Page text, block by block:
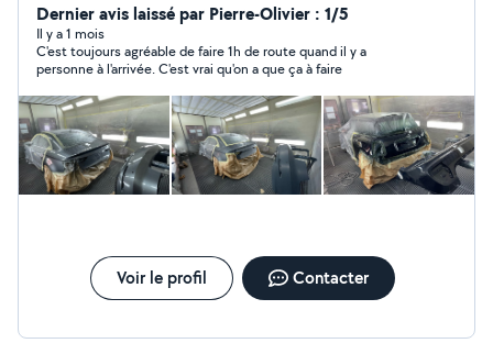
très soigné et de qualités irréprochable . - Particuliers ou
Professionnels, vous pouvez me confier votre véhicule
en toute sérénité, le résultat sera à la hauteur de vos
exigences. - Les devis sont réalisés sur des photos ou
présentation du véhicule. - La satisfaction des clients
est ma priorité C'est pourquoi chaque véhicule que je
prend en charge votre véhicule avec des plus grands
soins comme si c'était ma propre voiture . Délais de
travaux RAPIDE. n'hésitez pas à m'envoyer un message
Dernier avis laissé par Pierre-Olivier : 1/5
Il y a 1 mois
C'est toujours agréable de faire 1h de route quand il y a
personne à l'arrivée. C'est vrai qu'on a que ça à faire
Voir le profil Contacter